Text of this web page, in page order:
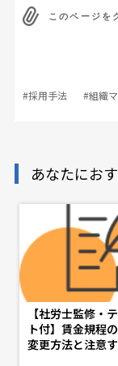
このページを
#採用手法 #組織
あなたにお
【社労士監修・
ト付】賃金規程
変更方法と注意